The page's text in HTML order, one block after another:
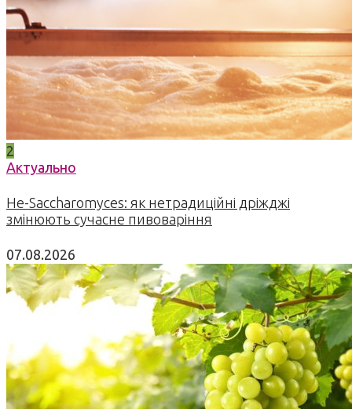
2
Актуально
Не-Saccharomyces: як нетрадиційні дріжджі
змінюють сучасне пивоваріння
07.08.2026